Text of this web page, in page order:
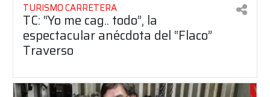
TURISMO CARRETERA
TC: “Yo me cag.. todo”, la
espectacular anécdota del “Flaco”
Traverso